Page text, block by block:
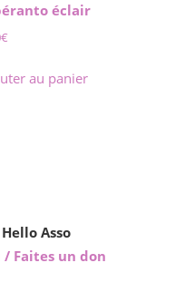
éclair
€
au panier
Asso
/ Faites un don